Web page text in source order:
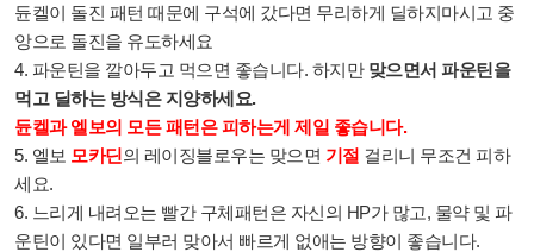
듄켈이 돌진 패턴 때문에 구석에 갔다면 무리하게 딜하지마시고 중
앙으로 돌진을 유도하세요
4. 파운틴을 깔아두고 먹으면 좋습니다. 하지만맞으면서 파운틴을
먹고 딜하는 방식은 지양하세요.
듄켈과 엘보의 모든 패턴은 피하는게 제일 좋습니다.
5. 엘보 모카딘의 레이징블로우는 맞으면 기절 걸리니 무조건 피하
세요.
6. 느리게 내려오는 빨간 구체패턴은 자신의 HP가 많고, 물약 및 파
운틴이 있다면 일부러 맞아서 빠르게 없애는 방향이 좋습니다.